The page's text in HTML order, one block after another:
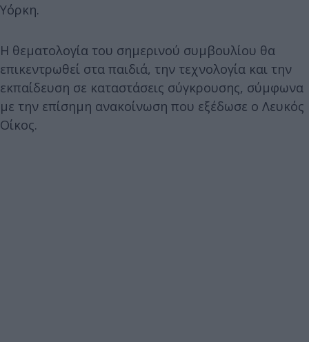
Υόρκη.
Η θεματολογία του σημερινού συμβουλίου θα
επικεντρωθεί στα παιδιά, την τεχνολογία και την
εκπαίδευση σε καταστάσεις σύγκρουσης, σύμφωνα
με την επίσημη ανακοίνωση που εξέδωσε ο Λευκός
Οίκος.